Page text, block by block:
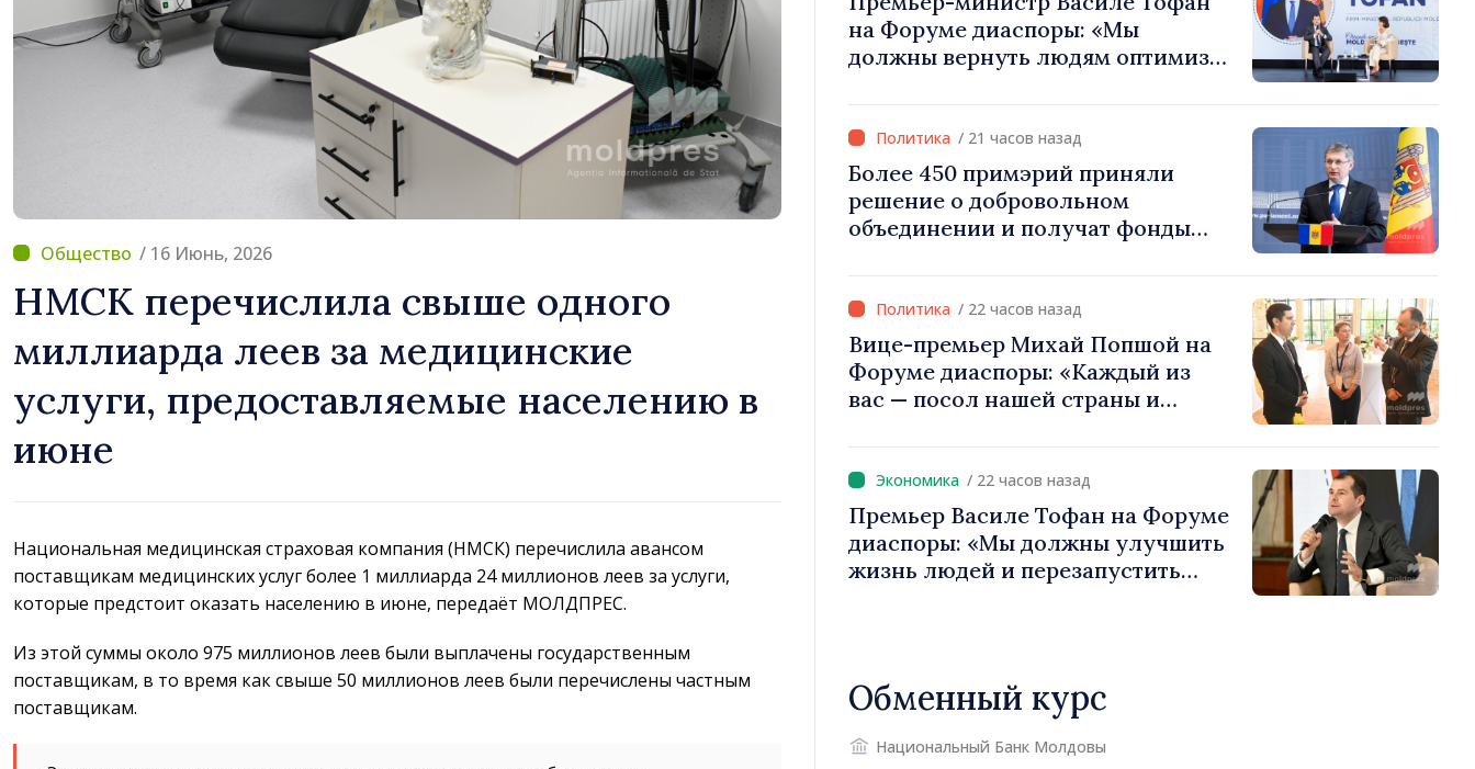
/ 16 Июнь, 2026
НМСК перечислила свыше одного
миллиарда леев за медицинские
услуги, предоставляемые населению в
июне
Национальная медицинская страховая компания (НМСК) перечислила авансом
поставщикам медицинских услуг более 1 миллиарда 24 миллионов леев за услуги,
которые предстоит оказать населению в июне, передаёт МОЛДПРЕС.
Из этой суммы около 975 миллионов леев были выплачены государственным
поставщикам, в то время как свыше 50 миллионов леев были перечислены частным
поставщикам.
на Форуме диаспоры: «Мы
должны вернуть людям оптимизм
правильном направлении»
/ 21 часов назад
Более 450 примэрий приняли
решение о добровольном
объединении и получат фонды
дать населённым пунктам шанс
развиваться»
/ 22 часов назад
Вице-премьер Михай Попшой на
Форуме диаспоры: «Каждый из
вас — посол нашей страны и
/ 22 часов назад
Премьер Василе Тофан на Форуме
диаспоры: «Мы должны улучшить
жизнь людей и перезапустить
Обменный курс
Национальный Банк Молдовы